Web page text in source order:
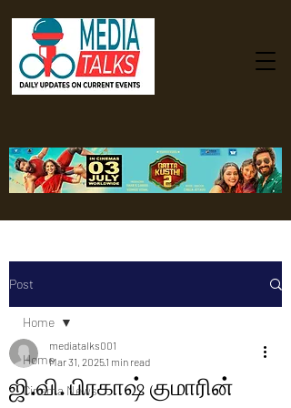
Post
Home
Cinema News
Home
ஜி.வி. பிரகாஷ் குமாரின்
mediatalks001
Mar 31, 20251 min read